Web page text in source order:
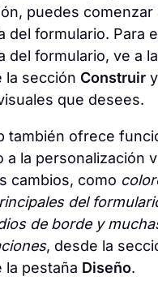
puedes comenzar
del formulario. Para
del formulario, ve a
la sección Construir
que desees.
también ofrece
a la personalización
cambios, como
del
de borde y
, desde la
la pestaña Diseño.